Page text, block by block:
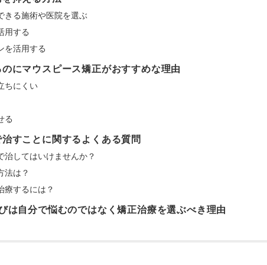
きる施術や医院を選ぶ
用する
を活用する
にマウスピース矯正がおすすめな理由
ちにくい
る
すことに関するよくある質問
治してはいけませんか？
法は？
療するには？
は自分で悩むのではなく矯正治療を選ぶべき理由